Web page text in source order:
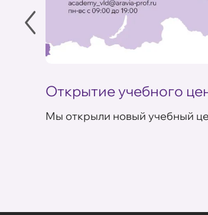
Открытие учебного
Мы открыли новый учебный